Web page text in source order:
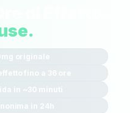
originale
fino a 36 ore
in ~30 minuti
in 24h